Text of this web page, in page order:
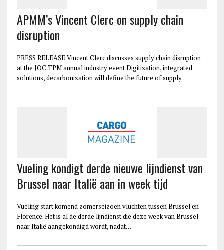
APMM’s Vincent Clerc on supply chain
disruption
PRESS RELEASE Vincent Clerc discusses supply chain disruption
at the JOC TPM annual industry event Digitization, integrated
solutions, decarbonization will define the future of supply…
Vueling kondigt derde nieuwe lijndienst van
Brussel naar Italië aan in week tijd
Vueling start komend zomerseizoen vluchten tussen Brussel en
Florence. Het is al de derde lijndienst die deze week van Brussel
naar Italië aangekondigd wordt, nadat…